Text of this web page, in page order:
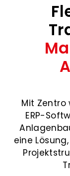
Mit
ERP-
eine